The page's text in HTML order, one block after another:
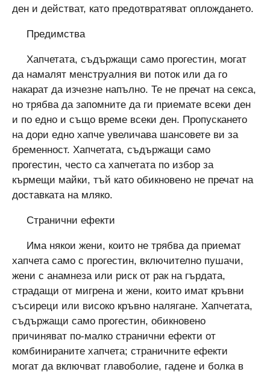
ден и действат, като предотвратяват оплождането.
Предимства
Хапчетата, съдържащи само прогестин, могат
да намалят менструалния ви поток или да го
накарат да изчезне напълно. Те не пречат на секса,
но трябва да запомните да ги приемате всеки ден
и по едно и също време всеки ден. Пропускането
на дори едно хапче увеличава шансовете ви за
бременност. Хапчетата, съдържащи само
прогестин, често са хапчетата по избор за
кърмещи майки, тъй като обикновено не пречат на
доставката на мляко.
Странични ефекти
Има някои жени, които не трябва да приемат
хапчета само с прогестин, включително пушачи,
жени с анамнеза или риск от рак на гърдата,
страдащи от мигрена и жени, които имат кръвни
съсиреци или високо кръвно налягане. Хапчетата,
съдържащи само прогестин, обикновено
причиняват по-малко странични ефекти от
комбинираните хапчета; страничните ефекти
могат да включват главоболие, гадене и болка в